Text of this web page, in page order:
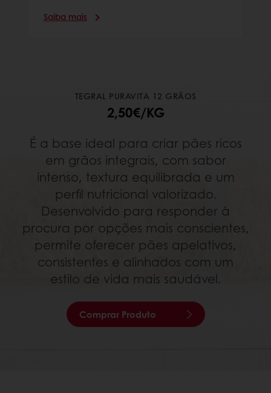
Saiba mais
TEGRAL PURAVITA 12 GRÃOS
2,50€/KG
É a base ideal para criar pães ricos
em grãos integrais, com sabor
intenso, textura equilibrada e um
perfil nutricional valorizado.
Desenvolvido para responder à
procura por opções mais conscientes,
permite oferecer pães apelativos,
consistentes e alinhados com um
estilo de vida mais saudável.
Comprar Produto